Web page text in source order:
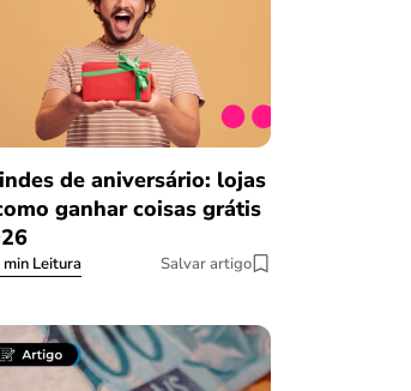
de aniversário: lojas
ganhar coisas grátis
min Leitura Salvar artigo